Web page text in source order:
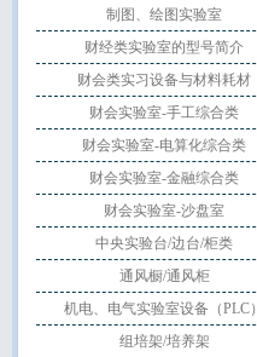
制图、绘图实验室
财经类实验室的型号简介
财会类实习设备与材料耗材
财会实验室-手工综合类
财会实验室-电算化综合类
财会实验室-金融综合类
财会实验室-沙盘室
中央实验台/边台/柜类
通风橱/通风柜
机电、电气实验室设备（PLC）
组培架/培养架